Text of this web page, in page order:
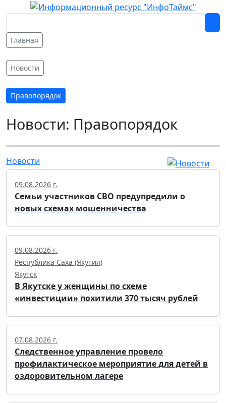
Главная
Новости
Правопорядок
Новости: Правопорядок
Новости
09.08.2026 г.
Семьи участников СВО предупредили о
новых схемах мошенничества
09.08.2026 г.
Республика Саха (Якутия)
Якутск
В Якутске у женщины по схеме
«инвестиции» похитили 370 тысяч рублей
07.08.2026 г.
Следственное управление провело
профилактическое мероприятие для детей в
оздоровительном лагере